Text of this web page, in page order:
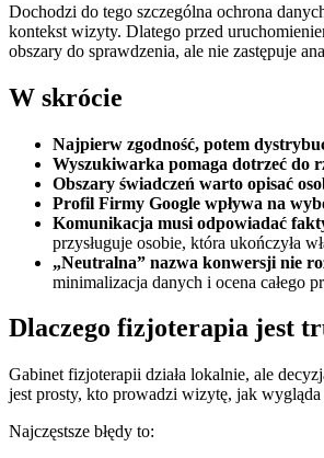
Dochodzi do tego szczególna ochrona
kontekst wizyty. Dlatego przed
obszary do sprawdzenia, ale nie zastępuje
W skrócie
Najpierw zgodność, potem
Wyszukiwarka pomaga dotrzeć do
Obszary świadczeń warto opisać
Profil Firmy Google wpływa na
Komunikacja musi odpowiadać
przysługuje osobie, która ukończyła
„Neutralna” nazwa konwersji nie
minimalizacja danych i ocena całego
Dlaczego fizjoterapia jest
Gabinet fizjoterapii działa lokalnie, ale
jest prosty, kto prowadzi wizytę, jak
Najczęstsze błędy to: